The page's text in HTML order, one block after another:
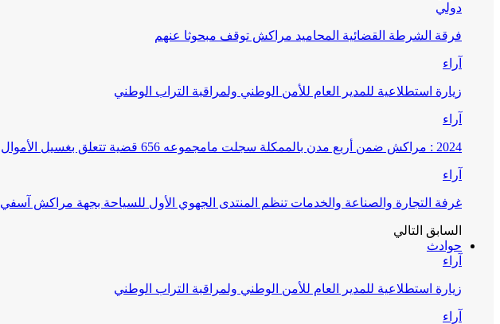
دولي
فرقة الشرطة القضائية المحاميد مراكش توقف مبحوثا عنهم
آراء
زيارة استطلاعية للمدير العام للأمن الوطني ولمراقبة التراب الوطني
آراء
2024 : مراكش ضمن أربع مدن بالممكلة سجلت مامجموعه 656 قضية تتعلق بغسيل الأموال
آراء
غرفة التجارة والصناعة والخدمات تنظم المنتدى الجهوي الأول للسياحة بجهة مراكش آسفي
السابق التالي
حوادث
آراء
زيارة استطلاعية للمدير العام للأمن الوطني ولمراقبة التراب الوطني
آراء